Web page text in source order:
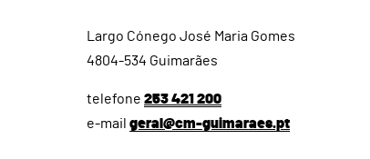
Largo Cónego José Maria Gomes
4804-534 Guimarães
telefone 253 421 200
e-mail geral@cm-guimaraes.pt